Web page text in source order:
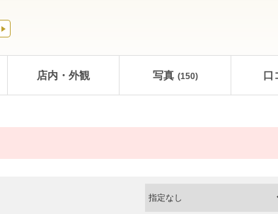
店内・外観 写真 (150) 口